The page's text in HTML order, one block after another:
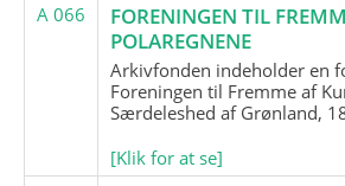
A 066
FORENINGEN TIL
POLAREGNENE
Arkivfonden indeholder en
Foreningen til Fremme af
Særdeleshed af Grønland,
[Klik for at se]